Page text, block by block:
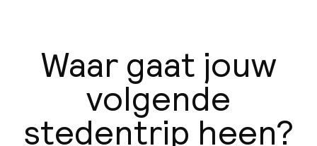
Waar gaat jouw
volgende
stedentrip heen?